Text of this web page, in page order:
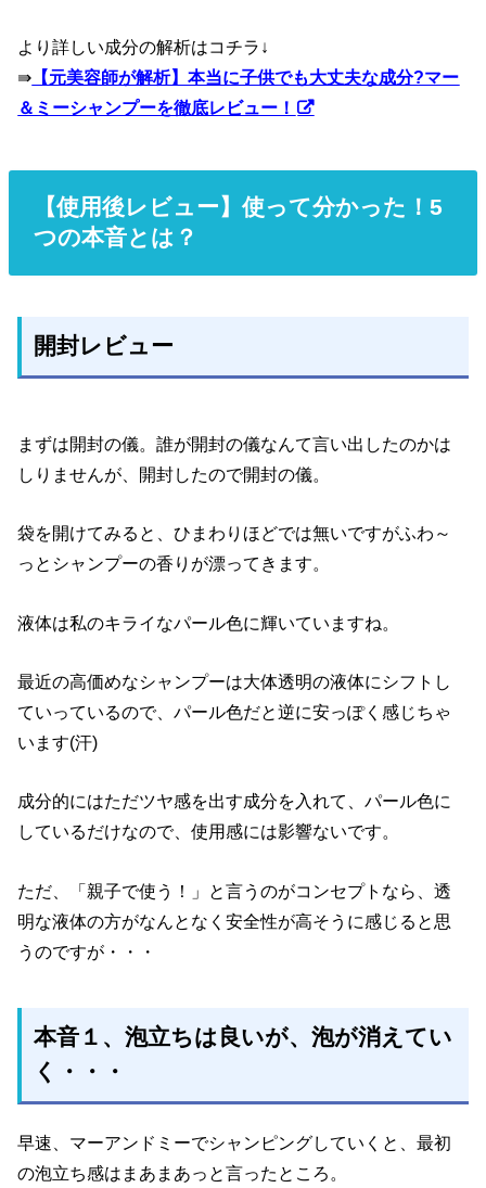
より詳しい成分の解析はコチラ↓
⇛ 【元美容師が解析】本当に子供でも大丈夫な成分?マー
＆ミーシャンプーを徹底レビュー！
【使用後レビュー】使って分かった！5
つの本音とは？
開封レビュー
まずは開封の儀。誰が開封の儀なんて言い出したのかは
しりませんが、開封したので開封の儀。
袋を開けてみると、ひまわりほどでは無いですがふわ～
っとシャンプーの香りが漂ってきます。
液体は私のキライなパール色に輝いていますね。
最近の高価めなシャンプーは大体透明の液体にシフトし
ていっているので、パール色だと逆に安っぽく感じちゃ
います(汗)
成分的にはただツヤ感を出す成分を入れて、パール色に
しているだけなので、使用感には影響ないです。
ただ、「親子で使う！」と言うのがコンセプトなら、透
明な液体の方がなんとなく安全性が高そうに感じると思
うのですが・・・
本音１、泡立ちは良いが、泡が消えてい
く・・・
早速、マーアンドミーでシャンピングしていくと、最初
の泡立ち感はまあまあっと言ったところ。